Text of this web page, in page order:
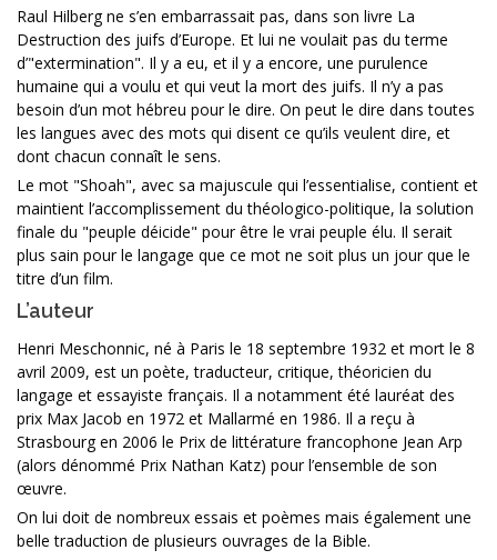
Raul Hilberg ne s’en embarrassait pas, dans son livre La
Destruction des juifs d’Europe. Et lui ne voulait pas du terme
d’"extermination". Il y a eu, et il y a encore, une purulence
humaine qui a voulu et qui veut la mort des juifs. Il n’y a pas
besoin d’un mot hébreu pour le dire. On peut le dire dans toutes
les langues avec des mots qui disent ce qu’ils veulent dire, et
dont chacun connaît le sens.
Le mot "Shoah", avec sa majuscule qui l’essentialise, contient et
maintient l’accomplissement du théologico-politique, la solution
finale du "peuple déicide" pour être le vrai peuple élu. Il serait
plus sain pour le langage que ce mot ne soit plus un jour que le
titre d’un film.
L’auteur
Henri Meschonnic, né à Paris le 18 septembre 1932 et mort le 8
avril 2009, est un poète, traducteur, critique, théoricien du
langage et essayiste français. Il a notamment été lauréat des
prix Max Jacob en 1972 et Mallarmé en 1986. Il a reçu à
Strasbourg en 2006 le Prix de littérature francophone Jean Arp
(alors dénommé Prix Nathan Katz) pour l’ensemble de son
œuvre.
On lui doit de nombreux essais et poèmes mais également une
belle traduction de plusieurs ouvrages de la Bible.